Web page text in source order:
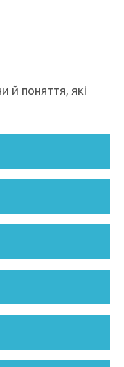
й поняття, які